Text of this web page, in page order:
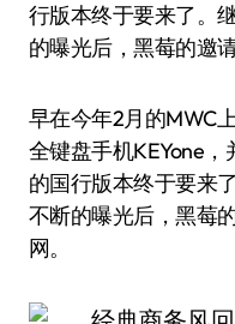
行版本终于要来了。
的曝光后，黑莓的邀
早在今年2月的MWC
全键盘手机KEYone，
的国行版本终于要来
不断的曝光后，黑莓
网。